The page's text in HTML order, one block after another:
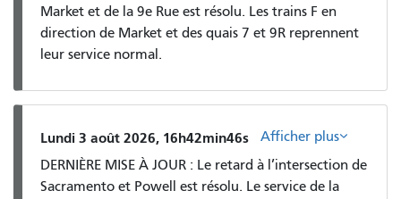
Market et de la 9e Rue est résolu. Les trains F en
direction de Market et des quais 7 et 9R reprennent
leur service normal.
Lundi 3 août 2026, 16h42min46s
Afficher plus
DERNIÈRE MISE À JOUR : Le retard à l’intersection de
Sacramento et Powell est résolu. Le service de la